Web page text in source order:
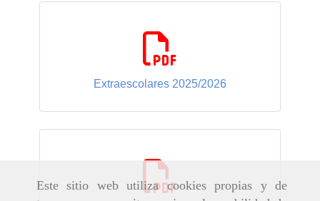
Este sitio web utiliza cookies propias y de
Extraescolares 2025/2026